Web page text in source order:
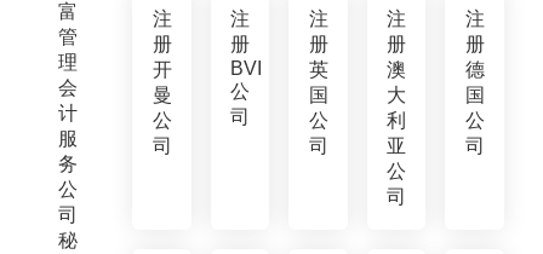
富
管
理
会
计
服
务
公
司
秘
注
册
开
曼
公
司
注
册
BVI
公
司
注
册
英
国
公
司
注
册
澳
大
利
亚
公
司
注
册
德
国
公
司